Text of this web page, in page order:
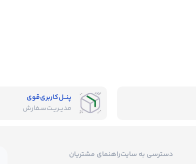
پنــل‌کاربری‌قوی
مدیــریـت‌سـفارش
دسترسی به سایتراهنمای مشتریان